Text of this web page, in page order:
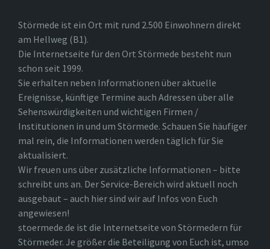
Störmede ist ein Ort mit rund 2.500 Einwohnern direkt
am Hellweg (B1).
Die Internetseite für den Ort Störmede besteht nun
schon seit 1999.
Sie erhalten neben Informationen über aktuelle
Ereignisse, künftige Termine auch Adressen über alle
Sehenswürdigkeiten und wichtigen Firmen /
Institutionen in und um Störmede. Schauen Sie häufiger
mal rein, die Informationen werden täglich für Sie
aktualisiert.
Wir freuen uns über zusätzliche Informationen – bitte
schreibt uns an. Der Service-Bereich wird aktuell noch
ausgebaut – auch hier sind wir auf Infos von Euch
angewiesen!
stoermede.de ist die Internetseite von Störmedern für
Störmeder. Je größer die Beteiligung von Euch ist, umso